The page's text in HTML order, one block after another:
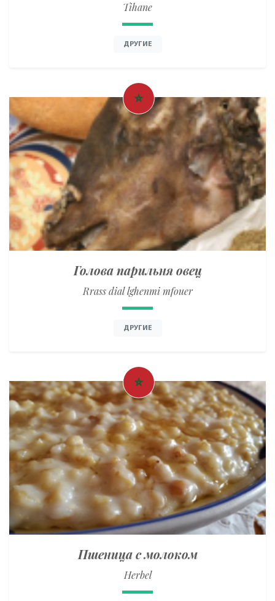
Tihane
ДРУГИЕ
Голова парильня овец
Rrass dial lghenmi mfouer
ДРУГИЕ
Пшеница с молоком
Herbel